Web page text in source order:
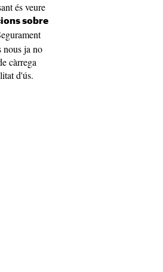
és veure
sobre
nous ja no
càrrega
d'ús.